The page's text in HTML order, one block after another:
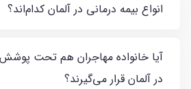
انواع بیمه درمانی در آلمان کدام‌اند؟
آیا خانواده مهاجران هم تحت
در آلمان قرار می‌گیرند؟